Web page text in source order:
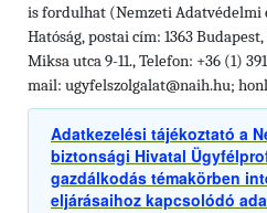
is fordulhat (Nemzeti Adatvédelmi
Hatóság, postai cím: 1363
Miksa utca 9-11., Telefon: +36 (1)
mail: ugyfelszolgalat@naih.hu;
Adatkezelési tájékoztató a
biztonsági Hivatal
gazdálkodás témakörben
eljárásaihoz kapcsolódó